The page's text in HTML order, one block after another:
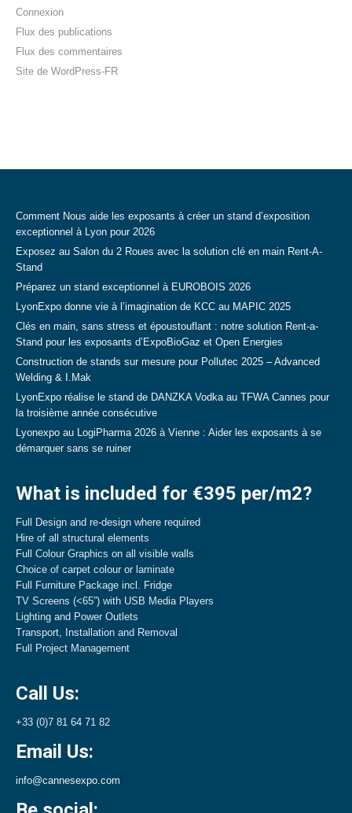
Connexion
Flux des publications
Flux des commentaires
Site de WordPress-FR
Comment Nous aide les exposants à créer un stand d’exposition
exceptionnel à Lyon pour 2026
Exposez au Salon du 2 Roues avec la solution clé en main Rent-A-
Stand
Préparez un stand exceptionnel à EUROBOIS 2026
LyonExpo donne vie à l’imagination de KCC au MAPIC 2025
Clés en main, sans stress et époustouflant : notre solution Rent-a-
Stand pour les exposants d’ExpoBioGaz et Open Energies
Construction de stands sur mesure pour Pollutec 2025 – Advanced
Welding & I.Mak
LyonExpo réalise le stand de DANZKA Vodka au TFWA Cannes pour
la troisième année consécutive
Lyonexpo au LogiPharma 2026 à Vienne : Aider les exposants à se
démarquer sans se ruiner
What is included for €395 per/m2?
Full Design and re-design where required
Hire of all structural elements
Full Colour Graphics on all visible walls
Choice of carpet colour or laminate
Full Furniture Package incl. Fridge
TV Screens (<65”) with USB Media Players
Lighting and Power Outlets
Transport, Installation and Removal
Full Project Management
Call Us:
+33 (0)7 81 64 71 82
Email Us:
info@cannesexpo.com